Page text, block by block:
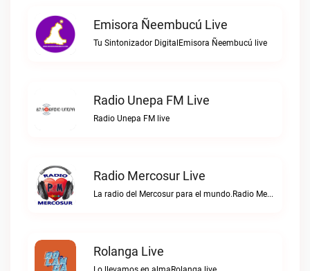
Emisora Ñeembucú Live
Tu Sintonizador DigitalEmisora Ñeembucú live
Radio Unepa FM Live
Radio Unepa FM live
Radio Mercosur Live
La radio del Mercosur para el mundo.Radio Mercosur live
Rolanga Live